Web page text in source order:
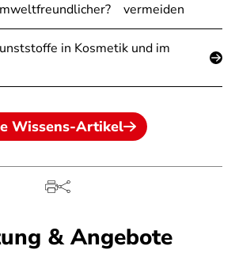
vermeiden
in Kosmetik und im
Wissens-Artikel
& Angebote